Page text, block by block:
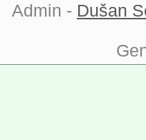
Admin - Dušan